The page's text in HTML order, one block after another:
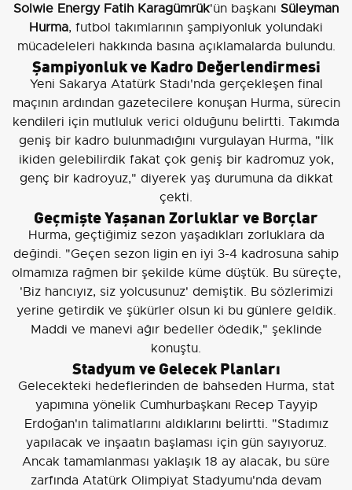
Solwie Energy Fatih Karagümrük'ün başkanı Süleyman
Hurma, futbol takımlarının şampiyonluk yolundaki
mücadeleleri hakkında basına açıklamalarda bulundu.
Şampiyonluk ve Kadro Değerlendirmesi
Yeni Sakarya Atatürk Stadı'nda gerçekleşen final
maçının ardından gazetecilere konuşan Hurma, sürecin
kendileri için mutluluk verici olduğunu belirtti. Takımda
geniş bir kadro bulunmadığını vurgulayan Hurma, "İlk
ikiden gelebilirdik fakat çok geniş bir kadromuz yok,
genç bir kadroyuz," diyerek yaş durumuna da dikkat
çekti.
Geçmişte Yaşanan Zorluklar ve Borçlar
Hurma, geçtiğimiz sezon yaşadıkları zorluklara da
değindi. "Geçen sezon ligin en iyi 3-4 kadrosuna sahip
olmamıza rağmen bir şekilde küme düştük. Bu süreçte,
'Biz hancıyız, siz yolcusunuz' demiştik. Bu sözlerimizi
yerine getirdik ve şükürler olsun ki bu günlere geldik.
Maddi ve manevi ağır bedeller ödedik," şeklinde
konuştu.
Stadyum ve Gelecek Planları
Gelecekteki hedeflerinden de bahseden Hurma, stat
yapımına yönelik Cumhurbaşkanı Recep Tayyip
Erdoğan'ın talimatlarını aldıklarını belirtti. "Stadımız
yapılacak ve inşaatın başlaması için gün sayıyoruz.
Ancak tamamlanması yaklaşık 18 ay alacak, bu süre
zarfında Atatürk Olimpiyat Stadyumu'nda devam